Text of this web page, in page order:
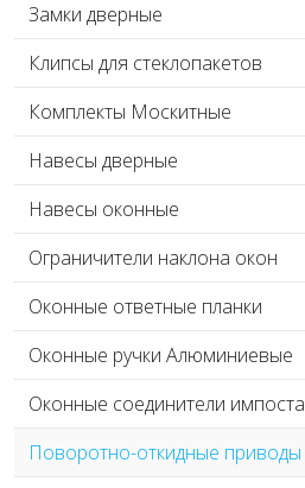
Замки дверные
Клипсы для стеклопакетов
Комплекты Москитные
Навесы дверные
Навесы оконные
Ограничители наклона окон
Оконные ответные планки
Оконные ручки Алюминиевые
Оконные соединители импоста
Поворотно-откидные приводы